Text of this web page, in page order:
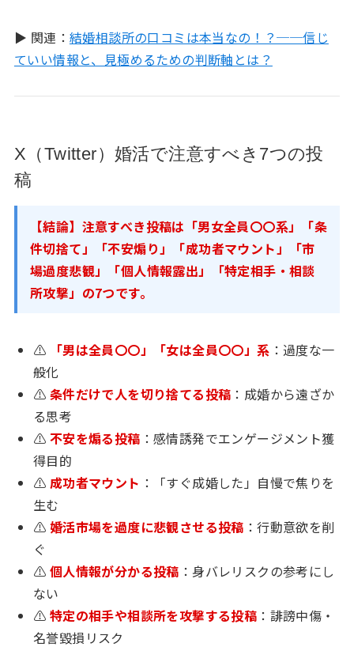
▶ 関連： 結婚相談所の口コミは本当なの！？──信じ
ていい情報と、見極めるための判断軸とは？
X（Twitter）婚活で注意すべき7つの投
稿
【結論】注意すべき投稿は「男女全員〇〇系」「条
件切捨て」「不安煽り」「成功者マウント」「市
場過度悲観」「個人情報露出」「特定相手・相談
所攻撃」の7つです。
⚠ 「男は全員〇〇」「女は全員〇〇」系 ：過度な一
般化
⚠ 条件だけで人を切り捨てる投稿 ：成婚から遠ざか
る思考
⚠ 不安を煽る投稿 ：感情誘発でエンゲージメント獲
得目的
⚠ 成功者マウント ：「すぐ成婚した」自慢で焦りを
生む
⚠ 婚活市場を過度に悲観させる投稿 ：行動意欲を削
ぐ
⚠ 個人情報が分かる投稿 ：身バレリスクの参考にし
ない
⚠ 特定の相手や相談所を攻撃する投稿 ：誹謗中傷・
名誉毀損リスク